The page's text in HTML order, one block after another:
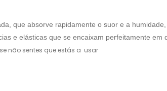
que absorve rapidamente o suor e a
e elásticas que se encaixam perfeitamente em
não sentes que estás a usar